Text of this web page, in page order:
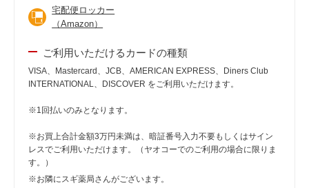
宅配便ロッカー
（Amazon）
ご利用いただけるカードの種類
VISA、Mastercard、JCB、AMERICAN EXPRESS、Diners Club
INTERNATIONAL、DISCOVER をご利用いただけます。
※1回払いのみとなります。
※お買上合計金額3万円未満は、暗証番号入力不要もしくはサイン
レスでご利用いただけます。（ヤオコーでのご利用の場合に限りま
す。）
※お隣にスギ薬局さんがございます。